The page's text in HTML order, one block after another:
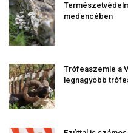
medencében
Trófeaszemle a
legnagyobb